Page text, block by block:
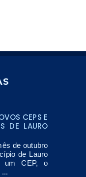
CEPS E
DE LAURO
de outubro
de Lauro
um CEP, o